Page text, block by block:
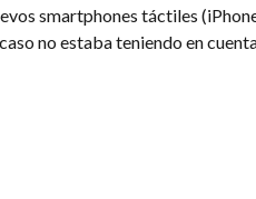
smartphones táctiles
no estaba teniendo en